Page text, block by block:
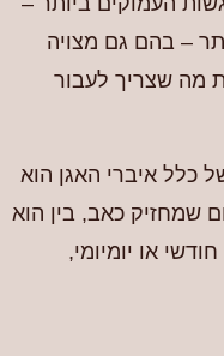
– בהם גם מצויה
מה שצריך לעבור
כלל איברי האגן הוא
שמחזיק כאב, בין הוא
או יומיומי,